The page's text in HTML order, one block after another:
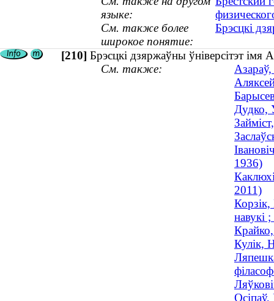
языке:
См. также более
широкое понятие:
Брэсцкі
[210] Брэсцкі дзяржаўны ўніверсітэт
См. также:
Дудко,
1936)
2011)
навукі
Кулік,
Осіпаў,